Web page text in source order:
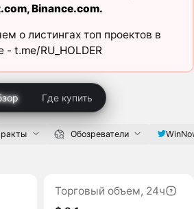
,Binance.com.
о листингах топ проектов в
- t.me/RU_HOLDER
Где купить
Обозреватели
Торговый объем, 24ч